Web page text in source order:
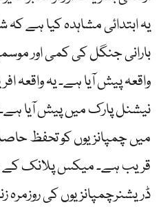
یہ ابتدائی مشاہدہ کیا ہے کہ
بارانی جنگل کی کمی اور
واقعہ پیش آیا ہے۔ یہ واقعہ
قریب ہے۔ میکس پلانک کے
ڈریشنرچمپانزیوں کی روزمرہ